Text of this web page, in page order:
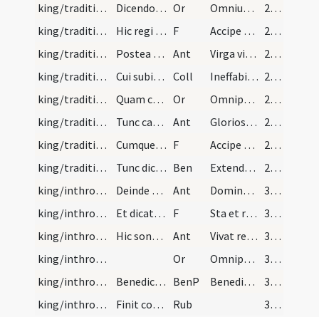
king/traditio instrumentorum/10
Dicendo orationem hanc super eum Or Omnium Domine fons bonorum ... glorietur in regno. Per
294
king/traditio instrumentorum/6
Hic regi virga detur et dicatur F Accipe virgam virtutis ... prae participibus suis Iesum Christum Dominum nostrum
294
king/traditio instrumentorum/8
Postea sequatur antiphonam Ant Virga virtutis Dei effloreat ... populum Dei salvatoris
296
king/traditio instrumentorum
Cui subiungatur haec collecta Coll Ineffabilem misericordiam tuam ... valeat inherere viventi atque regnanti cum Filio tuo Domino nostro Iesu Christo...
297
king/traditio instrumentorum/11
Quam comitetur oratio Or Omnipotens Deus cuncti honoris iustus dispositor ... studeat semper oboedire, qui cum Filio tuo...
297
king/traditio instrumentorum/9
Tunc cantetur antiphonam Ant Gloriosus vias rex in conspectu Dei ... gaudeas cum anglisaxonicis
297
king/traditio instrumentorum/7
Cumque rex suscipit regale pallium, dicatur sibi F Accipe nunc vestem summi honoris ... pervenire merearis ipso adiuvante qui...
297
king/traditio instrumentorum
Tunc dicatur benedictio Ben Extendat omnipotens Deus dexteram ... esse consortem. Quod ipse
298
king/inthronisation/10
Deinde ducatur rex ad statum regiae suae psallendo Ant Dominus de throno maiestatis suae ... angelorum iungaris consortio
300
king/inthronisation/8
Et dicatur ei F Sta et retine a modo statum ... regnare faciat Iesus Christus dominus noster rex regum et dominus dominantium qui cum Deo Patre et Spiritu Sancto
301
king/inthronisation/11
Hic sonoriter moduletur haec antiphona Ant Vivat rex vivat rex vivat rex in aeternum
301
king/inthronisation/12
Or Omnipotens Deus det tibi ... conregnare concedat. Qui vivit
302
king/inthronisation
Benedictio in conclusione consecrationis regis BenP Benedic Domine hunc regem gratia tuae ... iugiter regna caelorum. Quod ipse
303
king/inthronisation
Finit consecratio regis. Rub 303